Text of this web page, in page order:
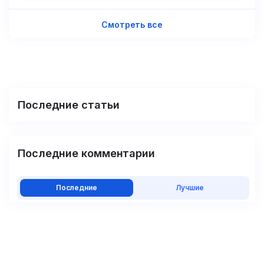
Смотреть все
Последние статьи
Последние комментарии
Последние Лучшие